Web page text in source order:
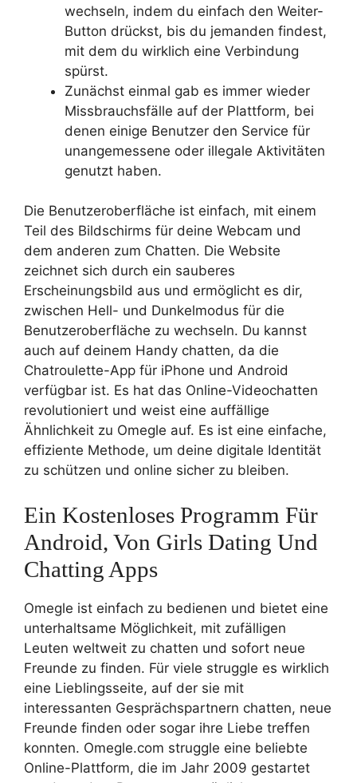
wechseln, indem du einfach den Weiter-
Button drückst, bis du jemanden findest,
mit dem du wirklich eine Verbindung
spürst.
Zunächst einmal gab es immer wieder
Missbrauchsfälle auf der Plattform, bei
denen einige Benutzer den Service für
unangemessene oder illegale Aktivitäten
genutzt haben.
Die Benutzeroberfläche ist einfach, mit einem
Teil des Bildschirms für deine Webcam und
dem anderen zum Chatten. Die Website
zeichnet sich durch ein sauberes
Erscheinungsbild aus und ermöglicht es dir,
zwischen Hell- und Dunkelmodus für die
Benutzeroberfläche zu wechseln. Du kannst
auch auf deinem Handy chatten, da die
Chatroulette-App für iPhone und Android
verfügbar ist. Es hat das Online-Videochatten
revolutioniert und weist eine auffällige
Ähnlichkeit zu Omegle auf. Es ist eine einfache,
effiziente Methode, um deine digitale Identität
zu schützen und online sicher zu bleiben.
Ein Kostenloses Programm Für
Android, Von Girls Dating Und
Chatting Apps
Omegle ist einfach zu bedienen und bietet eine
unterhaltsame Möglichkeit, mit zufälligen
Leuten weltweit zu chatten und sofort neue
Freunde zu finden. Für viele struggle es wirklich
eine Lieblingsseite, auf der sie mit
interessanten Gesprächspartnern chatten, neue
Freunde finden oder sogar ihre Liebe treffen
konnten. Omegle.com struggle eine beliebte
Online-Plattform, die im Jahr 2009 gestartet